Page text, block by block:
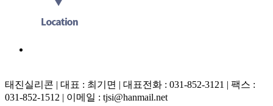
태진실리콘 | 대표 : 최기면 | 대표전화 : 031-852-3121 | 팩스 :
031-852-1512 | 이메일 : tjsi@hanmail.net